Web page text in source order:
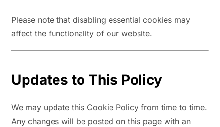
Please note that disabling essential cookies may
affect the functionality of our website.
Updates to This Policy
We may update this Cookie Policy from time to time.
Any changes will be posted on this page with an